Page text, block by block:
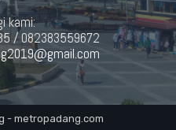
kami:
/ 082383559672
- metropadang.com